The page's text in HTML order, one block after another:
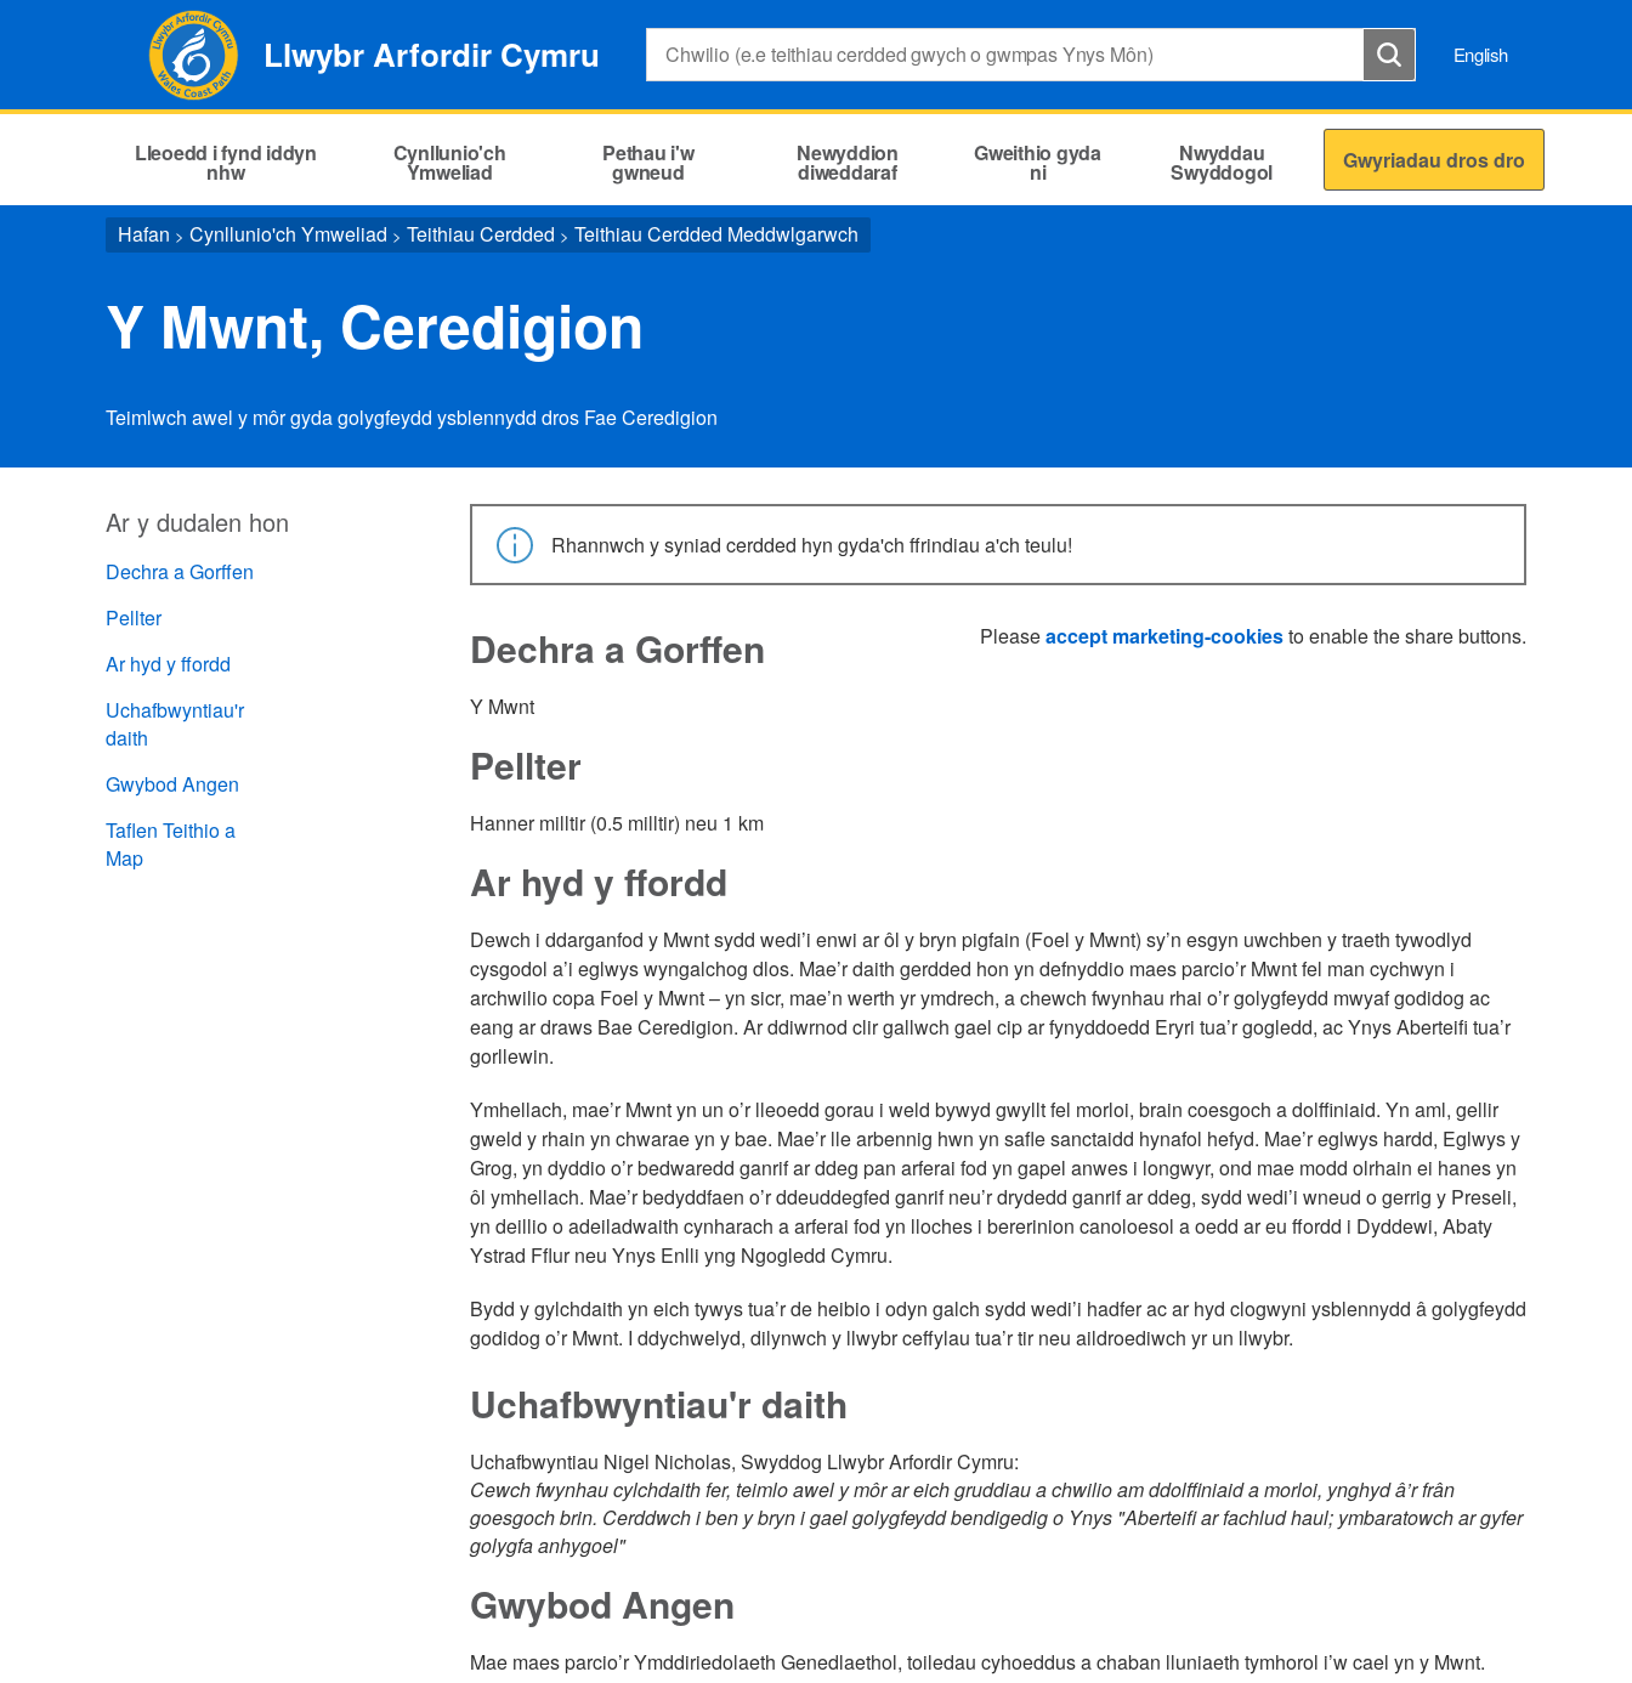
Llwybr Arfordir Cymru Search: English
Lleoedd i fynd iddyn
nhw
Cynllunio'ch
Ymweliad
Pethau i'w
gwneud
Newyddion
diweddaraf
Gweithio gyda
ni
Nwyddau
Swyddogol Gwyriadau dros dro
Hafan > Cynllunio'ch Ymweliad > Teithiau Cerdded > Teithiau Cerdded Meddwlgarwch
Y Mwnt, Ceredigion
Teimlwch awel y môr gyda golygfeydd ysblennydd dros Fae Ceredigion
Ar y dudalen hon
Dechra a Gorffen
Pellter
Ar hyd y ffordd
Uchafbwyntiau'r
daith
Gwybod Angen
Taflen Teithio a
Map
Rhannwch y syniad cerdded hyn gyda'ch ffrindiau a'ch teulu!
Pleaseaccept marketing-cookiesto enable the share buttons.
Dechra a Gorffen
Y Mwnt
Pellter
Hanner milltir (0.5 milltir) neu 1 km
Ar hyd y ffordd
Dewch i ddarganfod y Mwnt sydd wedi’i enwi ar ôl y bryn pigfain (Foel y Mwnt) sy’n esgyn uwchben y traeth tywodlyd
cysgodol a’i eglwys wyngalchog dlos. Mae’r daith gerdded hon yn defnyddio maes parcio’r Mwnt fel man cychwyn i
archwilio copa Foel y Mwnt – yn sicr, mae’n werth yr ymdrech, a chewch fwynhau rhai o’r golygfeydd mwyaf godidog ac
eang ar draws Bae Ceredigion. Ar ddiwrnod clir gallwch gael cip ar fynyddoedd Eryri tua’r gogledd, ac Ynys Aberteifi tua’r
gorllewin.
Ymhellach, mae’r Mwnt yn un o’r lleoedd gorau i weld bywyd gwyllt fel morloi, brain coesgoch a dolffiniaid. Yn aml, gellir
gweld y rhain yn chwarae yn y bae. Mae’r lle arbennig hwn yn safle sanctaidd hynafol hefyd. Mae’r eglwys hardd, Eglwys y
Grog, yn dyddio o’r bedwaredd ganrif ar ddeg pan arferai fod yn gapel anwes i longwyr, ond mae modd olrhain ei hanes yn
ôl ymhellach. Mae’r bedyddfaen o’r ddeuddegfed ganrif neu’r drydedd ganrif ar ddeg, sydd wedi’i wneud o gerrig y Preseli,
yn deillio o adeiladwaith cynharach a arferai fod yn lloches i bererinion canoloesol a oedd ar eu ffordd i Dyddewi, Abaty
Ystrad Fflur neu Ynys Enlli yng Ngogledd Cymru.
Bydd y gylchdaith yn eich tywys tua’r de heibio i odyn galch sydd wedi’i hadfer ac ar hyd clogwyni ysblennydd â golygfeydd
godidog o’r Mwnt. I ddychwelyd, dilynwch y llwybr ceffylau tua’r tir neu aildroediwch yr un llwybr.
Uchafbwyntiau'r daith
Uchafbwyntiau Nigel Nicholas, Swyddog Llwybr Arfordir Cymru:
Cewch fwynhau cylchdaith fer, teimlo awel y môr ar eich gruddiau a chwilio am ddolffiniaid a morloi, ynghyd â’r frân
goesgoch brin. Cerddwch i ben y bryn i gael golygfeydd bendigedig o Ynys "Aberteifi ar fachlud haul; ymbaratowch ar gyfer
golygfa anhygoel"
Gwybod Angen
Mae maes parcio’r Ymddiriedolaeth Genedlaethol, toiledau cyhoeddus a chaban lluniaeth tymhorol i’w cael yn y Mwnt.